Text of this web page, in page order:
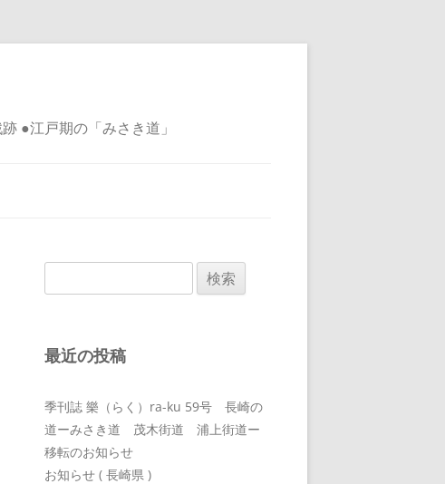
●江戸期の「みさき道」
索:
最近の投稿
季刊誌 樂（らく）ra-ku 59号 長崎の
道ーみさき道 茂木街道 浦上街道ー
移転のお知らせ
お知らせ ( 長崎県 )